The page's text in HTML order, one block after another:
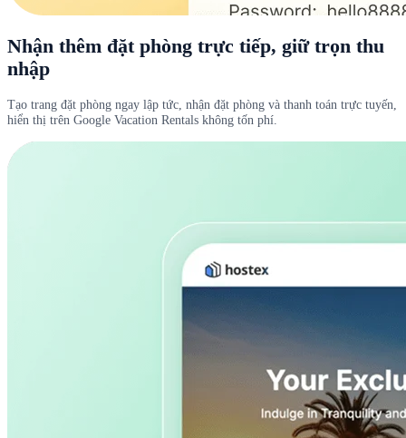
Nhận thêm đặt phòng trực tiếp, giữ trọn thu
nhập
Tạo trang đặt phòng ngay lập tức, nhận đặt phòng và thanh toán trực tuyến,
hiển thị trên Google Vacation Rentals không tốn phí.